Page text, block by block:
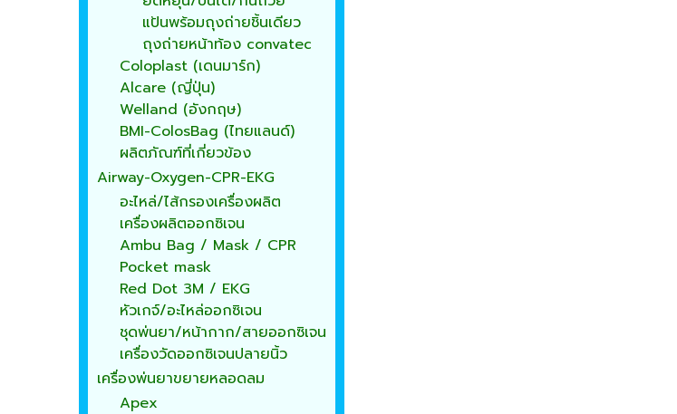
แป้นพร้อมถุงถ่ายชิ้นเดียว
ถุงถ่ายหน้าท้อง convatec
Coloplast (เดนมาร์ก)
Alcare (ญี่ปุ่น)
Welland (อังกฤษ)
BMI-ColosBag (ไทยแลนด์)
ผลิตภัณฑ์ที่เกี่ยวข้อง
Airway-Oxygen-CPR-EKG
อะไหล่/ไส้กรองเครื่องผลิต
เครื่องผลิตออกซิเจน
Ambu Bag / Mask / CPR
Pocket mask
Red Dot 3M / EKG
หัวเกจ์/อะไหล่ออกซิเจน
ชุดพ่นยา/หน้ากาก/สายออกซิเจน
เครื่องวัดออกซิเจนปลายนิ้ว
เครื่องพ่นยาขยายหลอดลม
Apex